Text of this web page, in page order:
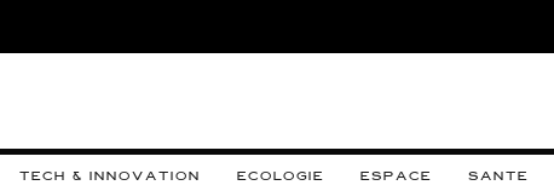
TECH & INNOVATION ECOLOGIE ESPACE SANTE